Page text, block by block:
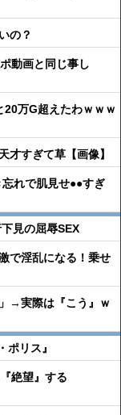
の？
動画と同じ事し
20万G超えたわｗｗｗ
才すぎて草【画像】
忘れで肌見せ●●すぎ
見の屈辱SEX
で淫乱になる！乗せ
→実際は『こう』ｗ
リス』
絶望』する